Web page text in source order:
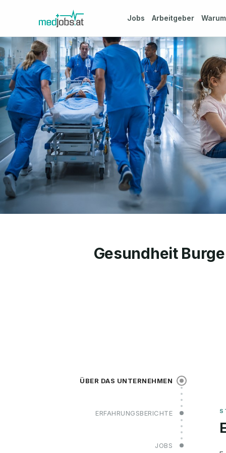
Jobs Arbeitgeber
Gesundheit
ÜBER DAS UNTERNEHMEN
ERFAHRUNGSBERICHTE
JOBS